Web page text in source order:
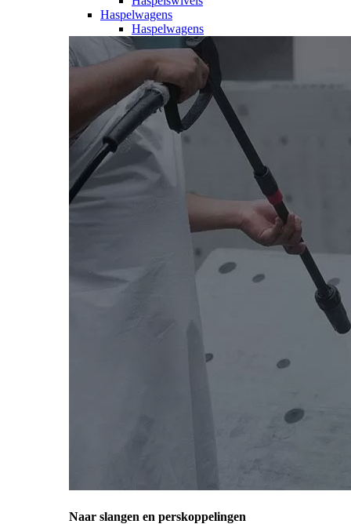
Haspelwagens
Haspelwagens
Naar slangen en perskoppelingen